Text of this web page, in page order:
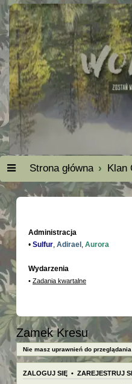
Strona główna Klan
Administracja
• Sulfur, Adirael , Aurora
Wydarzenia
• Zadania kwartalne
Zamek Kresu
Nie masz uprawnień do
ZALOGUJ SIĘ • ZAREJESTRUJ